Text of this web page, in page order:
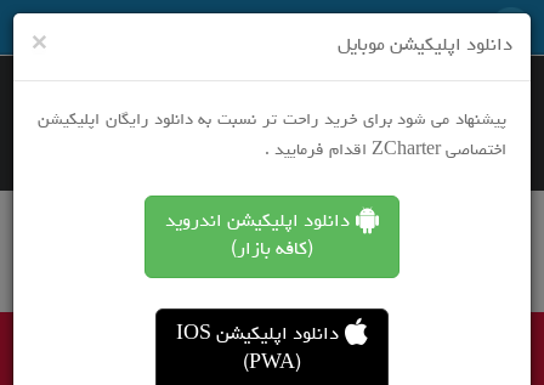
بلیط هواپیما یک طرفه
بلیط هواپیما رفت و برگشت
× دانلود اپلیکیشن موبایل
پیشنهاد می شود برای خرید راحت تر نسبت به دانلود رایگان اپلیکیشن
اختصاصی ZCharter اقدام فرمایید .
دانلود اپلیکیشن اندروید
(کافه بازار)
دانلود اپلیکیشن IOS
(PWA)